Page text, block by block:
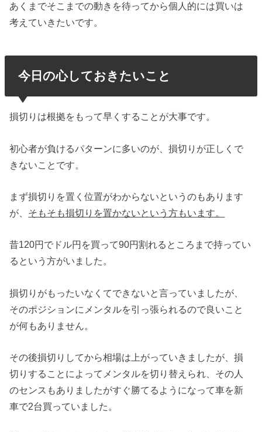
あくまでそこまでの動きを待ってから個人的には買いは
考えていきたいです。
今日の心しておきたいこと
損切りは根拠をもって早くすることが大事です。
初心者が負けるパターンに多いのが、損切りが正しくで
きないことです。
まず損切りを置く位置がわからないというのもあります
が、 そもそも損切りを置かないという方もいます。
昔120円でドル円を買って90円割れるところまで持ってい
るという方がいました。
損切りがもったいなくてできないと言っていましたが、
そのポジションにメンタルを引っ張られるので良いこと
が何もありません。
その後損切りしてから相場は上がっていきましたが、損
切りすることによってメンタルを切り替えられ、その人
のセンスもありましたがすぐ勝てるようになって車を新
車で2台買っていました。